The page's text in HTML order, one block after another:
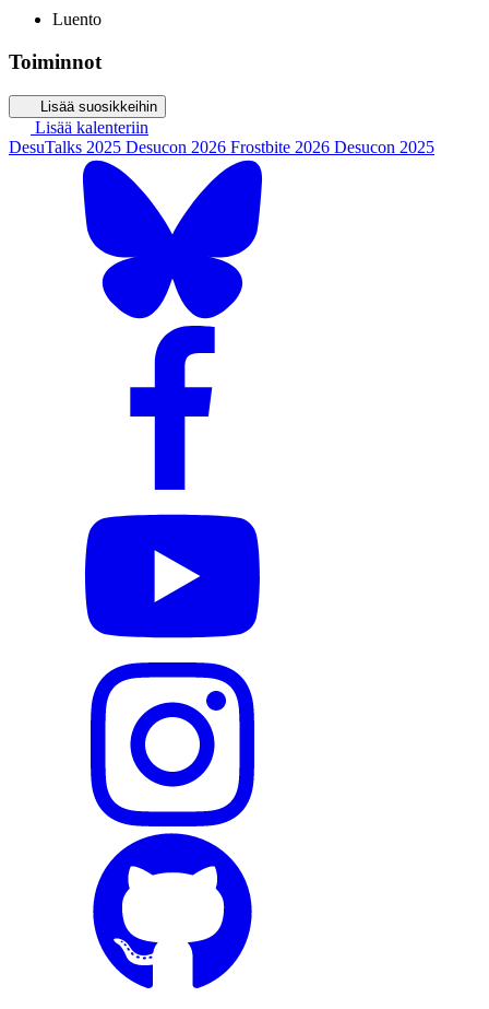
Luento
Toiminnot
Lisää suosikkeihin
Lisää kalenteriin
DesuTalks 2025 Desucon 2026 Frostbite 2026 Desucon 2025